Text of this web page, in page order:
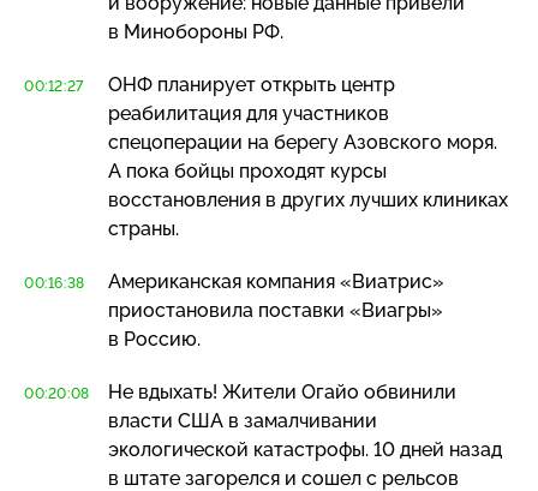
в Минобороны РФ.
00:12:27
ОНФ планирует открыть центр
реабилитация для участников
спецоперации на берегу Азовского моря.
А пока бойцы проходят курсы
восстановления в других лучших клиниках
страны.
00:16:38
Американская компания «Виатрис»
приостановила поставки «Виагры»
в Россию.
00:20:08
Не вдыхать! Жители Огайо обвинили
власти США в замалчивании
экологической катастрофы. 10 дней назад
в штате загорелся и сошел с рельсов